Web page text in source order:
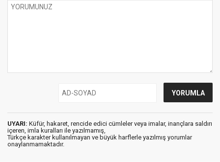
UYARI: Küfür, hakaret, rencide edici cümleler veya imalar, inançlara saldırı
içeren, imla kuralları ile yazılmamış,
Türkçe karakter kullanılmayan ve büyük harflerle yazılmış yorumlar
onaylanmamaktadır.